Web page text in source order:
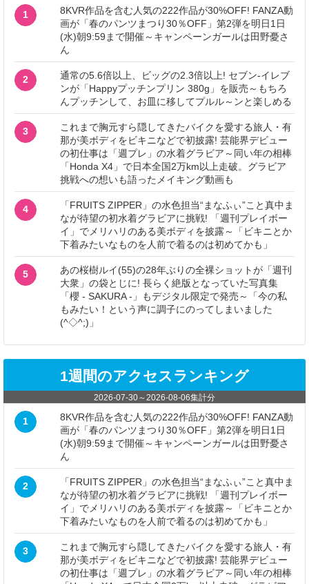
1
8KVR作品を含む人気の222作品が30%OFF! FANZA動
画が「春のパンツまつり30％OFF」第2弾を明日1日
(水)朝9:59まで開催～キャンペーンガールは田野憂さ
ん
2
通常の5.6倍以上、ビッグの2.3倍以上! セブン‐イレブ
ンが「Happyプッチンプリン 380g」を販売～もちろ
んプッチンして、お皿に移してプルル～ンと楽しめる
3
これまで胸元すら隠してきたバイクを愛する旅人・有
那が美ボディをビキニなどで初披露! 芸能界デビュー
の初仕事は「週プレ」の水着グラビア～同い年の相棒
「Honda X4」で日本全国2万km以上走破。グラビア
挑戦への想いも語ったメイキング動画も
4
「FRUITS ZIPPER」の水色担当“まなふぃ”こと真中ま
なが待望の初水着グラビアに挑戦! 「週刊プレイボー
イ」でメリハリのある美ボディを披露～「ビキニとか
下着みたいなものを人前で着るのは初めてかも」
5
あの桜樹ルイ(55)の28年ぶりの全裸ショットが「週刊
大衆」の袋とじに! 長らく絶版となっていた写真集
「櫻 - SAKURA -」もデジタル限定で発売～「今の私
もみたい！という声に調子にのってしまいました
(^◇^;)」
1週間のアクセスランキング
2026-07-30～2026-08-06集計分
1
8KVR作品を含む人気の222作品が30%OFF! FANZA動
画が「春のパンツまつり30％OFF」第2弾を明日1日
(水)朝9:59まで開催～キャンペーンガールは田野憂さ
ん
2
「FRUITS ZIPPER」の水色担当“まなふぃ”こと真中ま
なが待望の初水着グラビアに挑戦! 「週刊プレイボー
イ」でメリハリのある美ボディを披露～「ビキニとか
下着みたいなものを人前で着るのは初めてかも」
3
これまで胸元すら隠してきたバイクを愛する旅人・有
那が美ボディをビキニなどで初披露! 芸能界デビュー
の初仕事は「週プレ」の水着グラビア～同い年の相棒